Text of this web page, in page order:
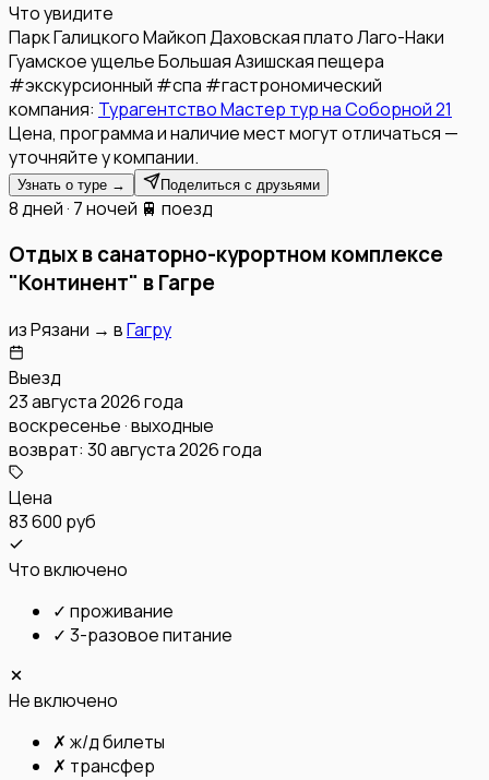
Что увидите
Парк ГалицкогоМайкопДаховскаяплато Лаго-Наки
Гуамское ущельеБольшая Азишская пещера
#экскурсионный #спа #гастрономический
компания: Турагентство Мастер тур на Соборной 21
Цена, программа и наличие мест могут отличаться —
уточняйте у компании.
Узнать о туре → Поделиться с друзьями
8 дней · 7 ночей 🚆 поезд
Отдых в санаторно-курортном комплексе
"Континент" в Гагре
изРязани → вГагру
Выезд
23 августа 2026 года
воскресенье · выходные
возврат: 30 августа 2026 года
Цена
83 600 руб
Что включено
✓ проживание
✓ 3-разовое питание
Не включено
✗ ж/д билеты
✗ трансфер